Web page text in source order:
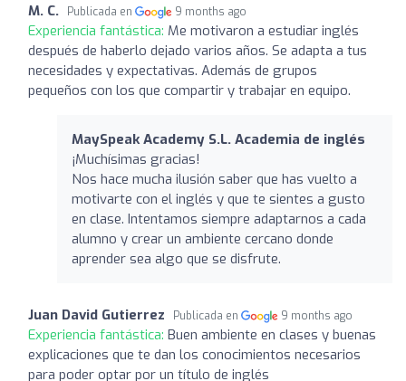
M. C. Publicada en 9 months ago
Experiencia fantástica: Me motivaron a estudiar inglés
después de haberlo dejado varios años. Se adapta a tus
necesidades y expectativas. Además de grupos
pequeños con los que compartir y trabajar en equipo.
MaySpeak Academy S.L. Academia de inglés
¡Muchísimas gracias!
Nos hace mucha ilusión saber que has vuelto a
motivarte con el inglés y que te sientes a gusto
en clase. Intentamos siempre adaptarnos a cada
alumno y crear un ambiente cercano donde
aprender sea algo que se disfrute.
Juan David Gutierrez Publicada en 9 months ago
Experiencia fantástica: Buen ambiente en clases y buenas
explicaciones que te dan los conocimientos necesarios
para poder optar por un título de inglés